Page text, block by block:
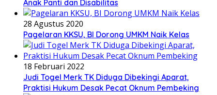
Anak Panti dan Disabilitas
28 Agustus 2020
Pagelaran KKSU, BI Dorong UMKM Naik Kelas
18 Februari 2022
Judi Togel Merk TK Diduga Dibekingi Aparat,
Praktisi Hukum Desak Pecat Oknum Pembeking